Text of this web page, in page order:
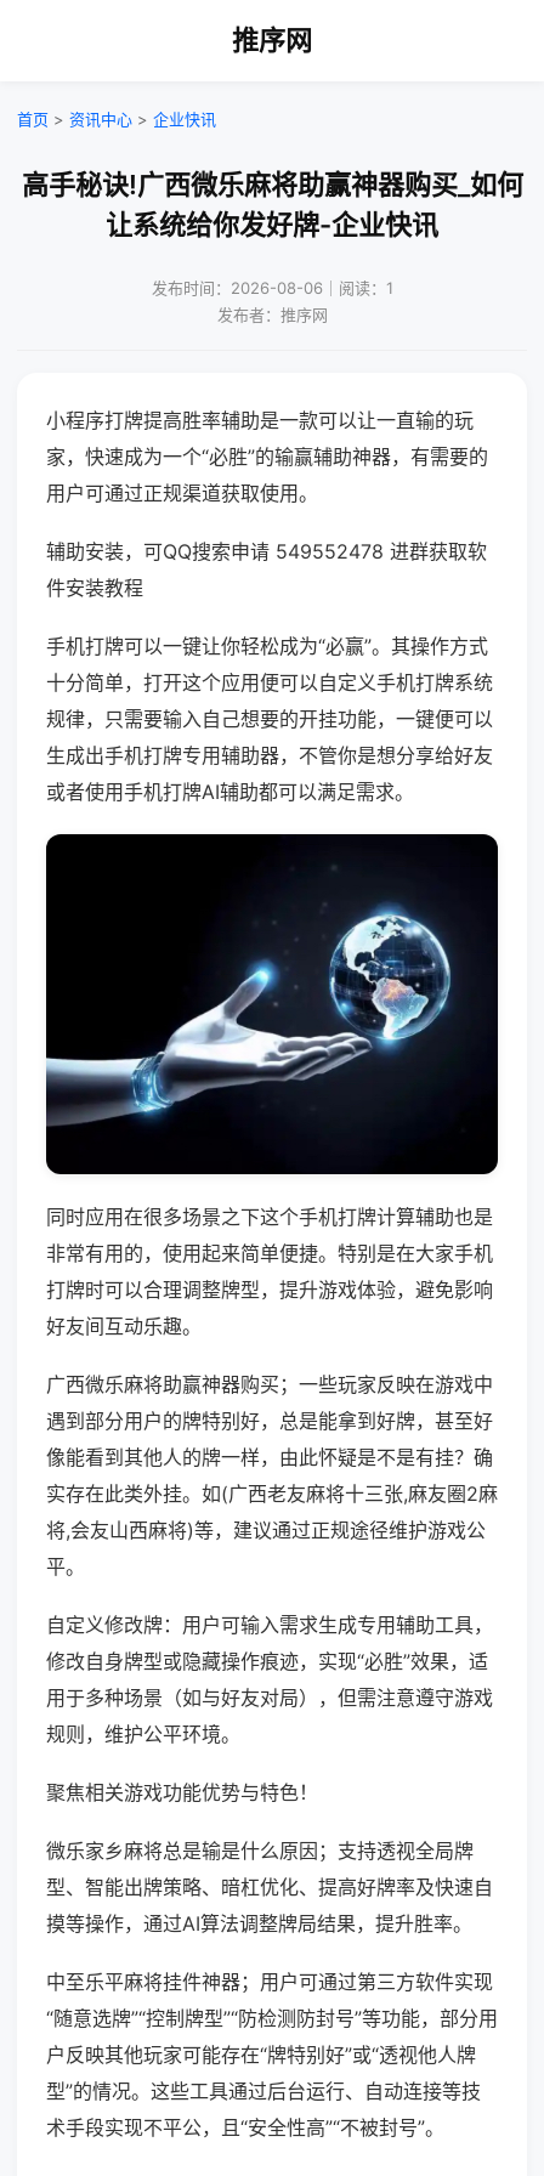
推序网
首页 > 资讯中心 > 企业快讯
高手秘诀!广西微乐麻将助赢神器购买_如何
让系统给你发好牌-企业快讯
发布时间：2026-08-06｜阅读：1
发布者：推序网
小程序打牌提高胜率辅助是一款可以让一直输的玩
家，快速成为一个“必胜”的输赢辅助神器，有需要的
用户可通过正规渠道获取使用。
辅助安装，可QQ搜索申请 549552478 进群获取软
件安装教程
手机打牌可以一键让你轻松成为“必赢”。其操作方式
十分简单，打开这个应用便可以自定义手机打牌系统
规律，只需要输入自己想要的开挂功能，一键便可以
生成出手机打牌专用辅助器，不管你是想分享给好友
或者使用手机打牌AI辅助都可以满足需求。
同时应用在很多场景之下这个手机打牌计算辅助也是
非常有用的，使用起来简单便捷。特别是在大家手机
打牌时可以合理调整牌型，提升游戏体验，避免影响
好友间互动乐趣。
广西微乐麻将助赢神器购买；一些玩家反映在游戏中
遇到部分用户的牌特别好，总是能拿到好牌，甚至好
像能看到其他人的牌一样，由此怀疑是不是有挂？确
实存在此类外挂。如(广西老友麻将十三张,麻友圈2麻
将,会友山西麻将)等，建议通过正规途径维护游戏公
平。
自定义修改牌：用户可输入需求生成专用辅助工具，
修改自身牌型或隐藏操作痕迹，实现“必胜”效果，适
用于多种场景（如与好友对局），但需注意遵守游戏
规则，维护公平环境。
聚焦相关游戏功能优势与特色！
微乐家乡麻将总是输是什么原因；支持透视全局牌
型、智能出牌策略、暗杠优化、提高好牌率及快速自
摸等操作，通过AI算法调整牌局结果，提升胜率。
中至乐平麻将挂件神器；用户可通过第三方软件实现
“随意选牌”“控制牌型”“防检测防封号”等功能，部分用
户反映其他玩家可能存在“牌特别好”或“透视他人牌
型”的情况。这些工具通过后台运行、自动连接等技
术手段实现不平公，且“安全性高”“不被封号”。